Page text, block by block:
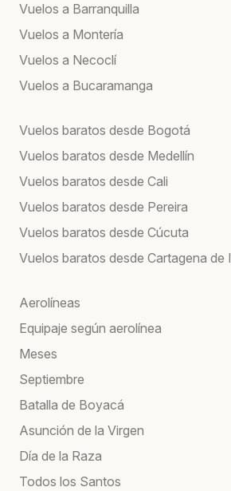
Vuelos a Barranquilla
Vuelos a Montería
Vuelos a Necoclí
Vuelos a Bucaramanga
Vuelos baratos desde Bogotá
Vuelos baratos desde Medellín
Vuelos baratos desde Cali
Vuelos baratos desde Pereira
Vuelos baratos desde Cúcuta
Vuelos baratos desde Cartagena de
Aerolíneas
Equipaje según aerolínea
Meses
Septiembre
Batalla de Boyacá
Asunción de la Virgen
Día de la Raza
Todos los Santos